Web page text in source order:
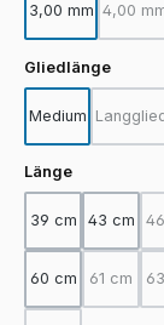
3,00 mm 4,00
Gliedlänge
Medium
Längeauswählen
39 cm 43 cm
60 cm 61 cm
(Diese